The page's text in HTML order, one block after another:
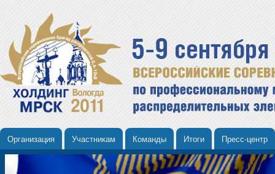
Организация Участникам Команды Итоги Пресс-центр